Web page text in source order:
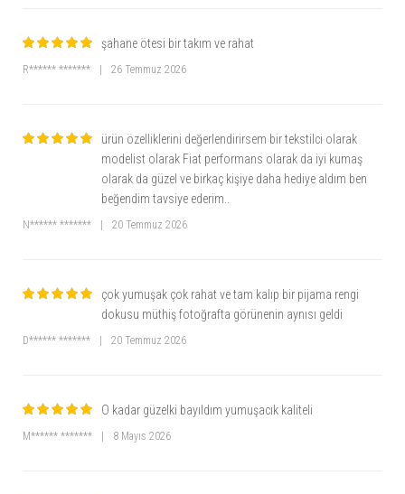
şahane ötesi bir takım ve rahat
R****** ******* 26 Temmuz 2026
ürün özelliklerini değerlendirirsem bir tekstilci olarak
modelist olarak Fiat performans olarak da iyi kumaş
olarak da güzel ve birkaç kişiye daha hediye aldım ben
beğendim tavsiye ederim..
N****** ******* 20 Temmuz 2026
çok yumuşak çok rahat ve tam kalıp bir pijama rengi
dokusu müthiş fotoğrafta görünenin aynısı geldi
D****** ******* 20 Temmuz 2026
O kadar güzelki bayıldım yumuşacık kaliteli
M****** ******* 8 Mayıs 2026